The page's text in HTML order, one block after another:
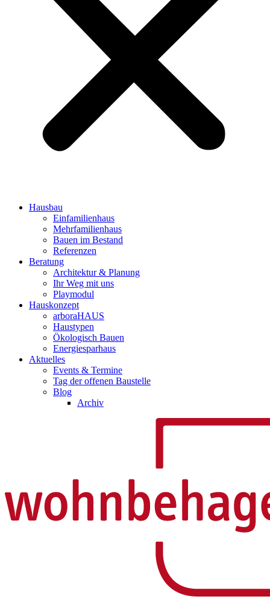
Hausbau
Einfamilienhaus
Mehrfamilienhaus
Bauen im Bestand
Referenzen
Beratung
Architektur & Planung
Ihr Weg mit uns
Playmodul
Hauskonzept
arboraHAUS
Haustypen
Ökologisch Bauen
Energiesparhaus
Aktuelles
Events & Termine
Tag der offenen Baustelle
Blog
Archiv